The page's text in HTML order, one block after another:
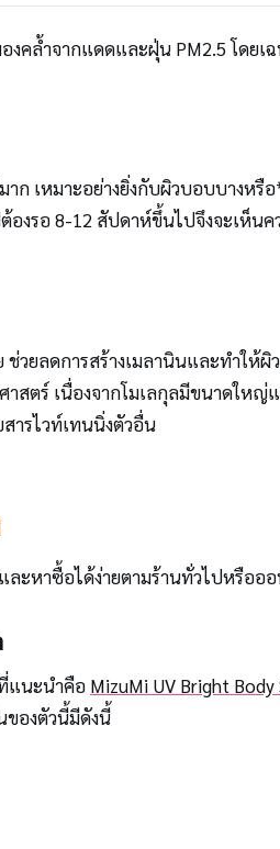
ำจากแดดและฝุ่น PM2.5 โดยเฉ
เหมาะอย่างยิ่งกับผิวบอบบางหรื
งรอ 8-12 สัปดาห์ขึ้นไปจึงจะเห็น
ยลดการสร้างเมลานินและทำให้ผิ
สตร์ เนื่องจากโมเลกุลมีขนาดใหญ่
ารไวท์เทนนิ่งตัวอื่น
ละหาซื้อได้ง่ายตามร้านทั่วไปหรืออ
แนะนำคือ MizuMi UV Bright Body
ของตัวนี้มีดังนี้